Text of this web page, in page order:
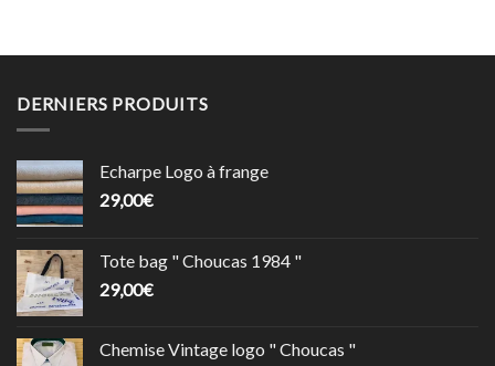
DERNIERS PRODUITS
Echarpe Logo à frange
29,00€
Tote bag " Choucas 1984 "
29,00€
Chemise Vintage logo " Choucas "